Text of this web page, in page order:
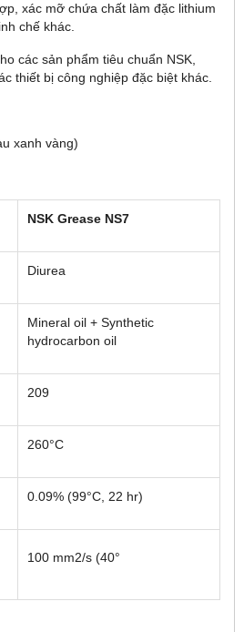
xác mỡ chứa chất làm đặc lithium
chế khác.
các sản phẩm tiêu chuẩn NSK,
thiết bị công nghiệp đặc biệt khác.
xanh vàng)
NSK Grease NS7
Diurea
Mineral oil + Synthetic
hydrocarbon oil
209
260°C
0.09% (99°C, 22 hr)
100 mm2/s (40°